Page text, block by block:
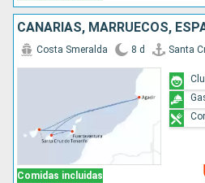
CANARIAS, MARRUECOS,
Comidas incluidas
Costa Smeralda 8 d Santa